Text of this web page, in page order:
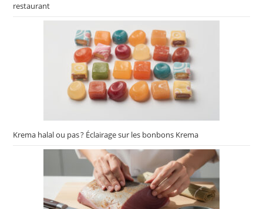
restaurant
Krema halal ou pas ? Éclairage sur les bonbons Krema